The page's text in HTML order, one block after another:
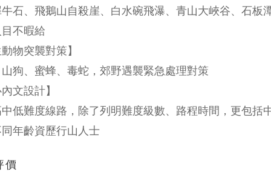
石、飛鵝山自殺崖、白水碗飛瀑、青山大峽谷、石板
不暇給
物突襲對策】
狗、蜜蜂、毒蛇，郊野遇襲緊急處理對策
文設計】
低難度線路，除了列明難度級數、路程時間，更包括
年齡資歷行山人士
價